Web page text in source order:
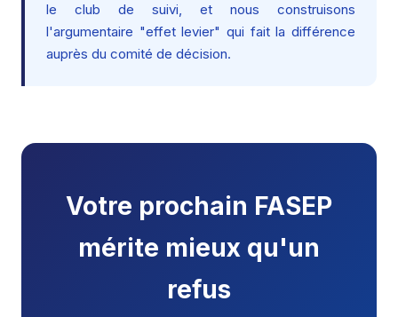
le club de suivi, et nous construisons
l'argumentaire "effet levier" qui fait la différence
auprès du comité de décision.
Votre prochain FASEP
mérite mieux qu'un
refus